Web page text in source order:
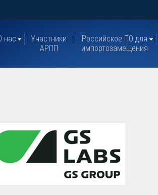
нас
Участники
АРПП
Российское ПО для
импортозамещения